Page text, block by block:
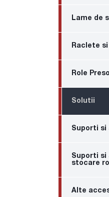
Lame de
Raclete
Role
Solutii
Suporti si
Suporti si
stocare
Alte